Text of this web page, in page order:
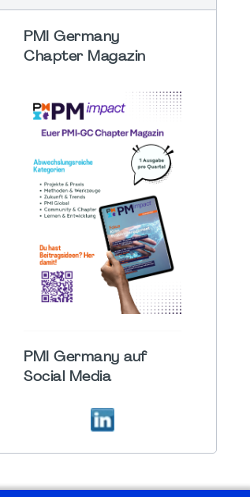
PMI Germany
Chapter Magazin
PMI Germany auf
Social Media